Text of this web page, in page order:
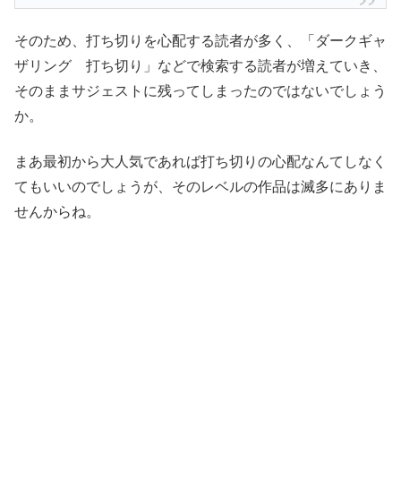
そのため、打ち切りを心配する読者が多く、「ダークギャ
ザリング 打ち切り」などで検索する読者が増えていき、
そのままサジェストに残ってしまったのではないでしょう
か。
まあ最初から大人気であれば打ち切りの心配なんてしなく
てもいいのでしょうが、そのレベルの作品は滅多にありま
せんからね。